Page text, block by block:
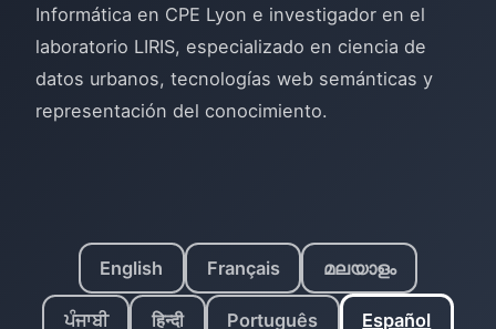
Informática en CPE Lyon e investigador en el
laboratorio LIRIS, especializado en ciencia de
datos urbanos, tecnologías web semánticas y
representación del conocimiento.
English Français മലയാളം
ਪੰਜਾਬੀ हिन्दी Português Español